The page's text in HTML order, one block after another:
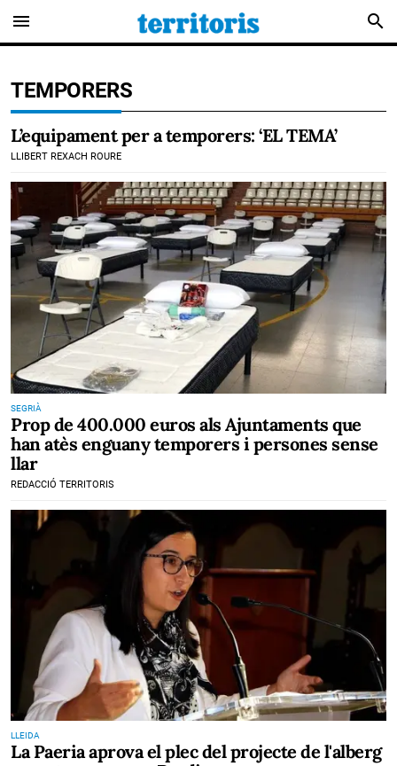
menu search
TEMPORERS
L’equipament per a temporers: ‘EL TEMA’
LLIBERT REXACH ROURE
SEGRIÀ
Prop de 400.000 euros als Ajuntaments que
han atès enguany temporers i persones sense
llar
REDACCIÓ TERRITORIS
LLEIDA
La Paeria aprova el plec del projecte de l'alberg